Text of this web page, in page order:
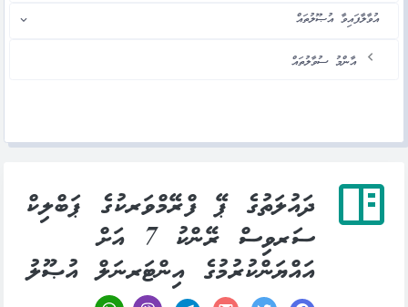
އުވާލާފައިވާ އުޞޫލުތައް
އާންމު ސުވާލުތައް
ދައުލަތުގެ ޕޭ ފްރޭމްވަރކުގެ ޕަބްލިކް
ސަރވިސް ރޭންކު 7 އަށް
އައްޔަންކުރުމުގެ އިންޓަރނަލް އުޞޫލު